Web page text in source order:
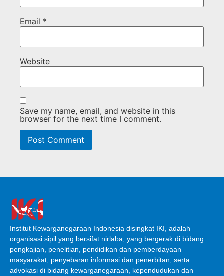
Email *
Website
Save my name, email, and website in this
browser for the next time I comment.
Institut Kewarganegaraan Indonesia disingkat IKI, adalah
organisasi sipil yang bersifat nirlaba, yang bergerak di bidang
pengkajian, penelitian, pendidikan dan pemberdayaan
masyarakat, penyebaran informasi dan penerbitan, serta
advokasi di bidang kewarganegaraan, kependudukan dan